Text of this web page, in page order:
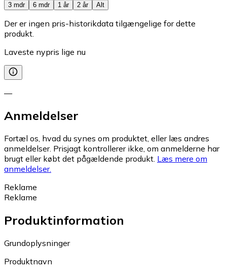
3 mdr
6 mdr 1 år 2 år Alt
Der er ingen pris-historikdata tilgængelige for dette
produkt.
Laveste nypris lige nu
—
Anmeldelser
Fortæl os, hvad du synes om produktet, eller læs andres
anmeldelser. Prisjagt kontrollerer ikke, om anmelderne har
brugt eller købt det pågældende produkt. Læs mere om
anmeldelser.
Reklame
Reklame
Produktinformation
Grundoplysninger
Produktnavn